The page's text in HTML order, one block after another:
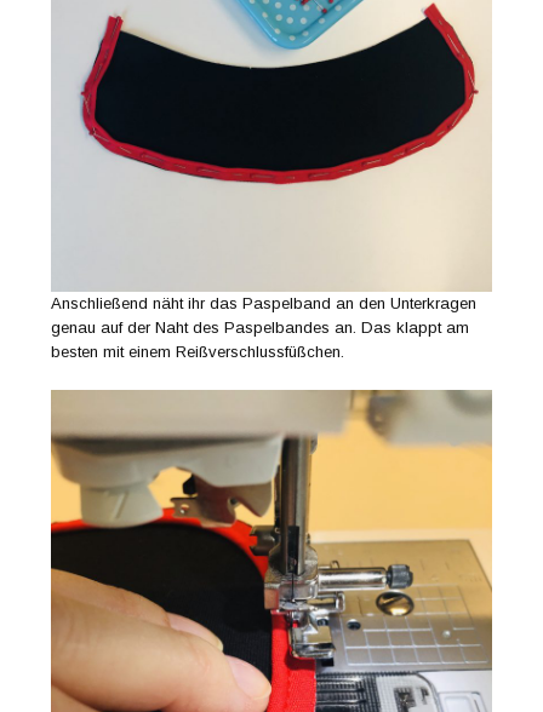
Anschließend näht ihr das Paspelband an den Unterkragen
genau auf der Naht des Paspelbandes an. Das klappt am
besten mit einem Reißverschlussfüßchen.